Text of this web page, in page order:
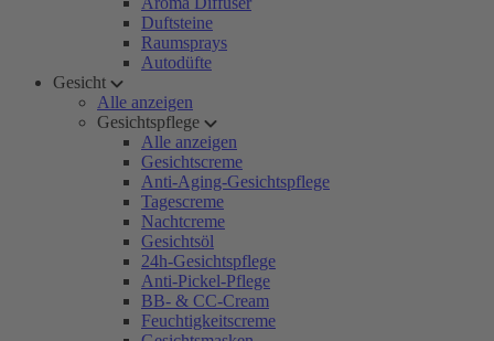
Duftsteine
Raumsprays
Autodüfte
Gesicht
Alle anzeigen
Gesichtspflege
Alle anzeigen
Gesichtscreme
Anti-Aging-Gesichtspflege
Tagescreme
Nachtcreme
Gesichtsöl
24h-Gesichtspflege
Anti-Pickel-Pflege
BB- & CC-Cream
Feuchtigkeitscreme